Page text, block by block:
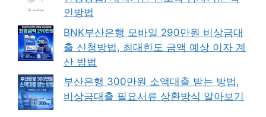
인방법
BNK부산은행 모바일 290만원 비상금대
출 신청방법, 최대한도 금액 예상 이자 계
산 방법
부산은행 300만원 소액대출 받는 방법,
비상금대출 필요서류 상환방식 알아보기